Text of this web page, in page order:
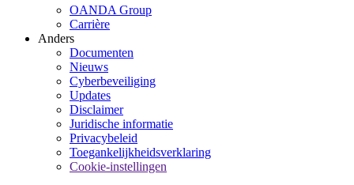
OANDA Group
Carrière
Anders
Documenten
Nieuws
Cyberbeveiliging
Updates
Disclaimer
Juridische informatie
Privacybeleid
Toegankelijkheidsverklaring
Cookie-instellingen